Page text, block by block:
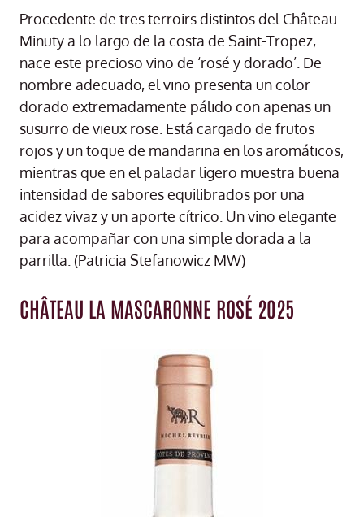
Procedente de tres terroirs distintos del Château
Minuty a lo largo de la costa de Saint-Tropez,
nace este precioso vino de ‘rosé y dorado’. De
nombre adecuado, el vino presenta un color
dorado extremadamente pálido con apenas un
susurro de vieux rose. Está cargado de frutos
rojos y un toque de mandarina en los aromáticos,
mientras que en el paladar ligero muestra buena
intensidad de sabores equilibrados por una
acidez vivaz y un aporte cítrico. Un vino elegante
para acompañar con una simple dorada a la
parrilla. (Patricia Stefanowicz MW)
CHÂTEAU LA MASCARONNE ROSÉ 2025